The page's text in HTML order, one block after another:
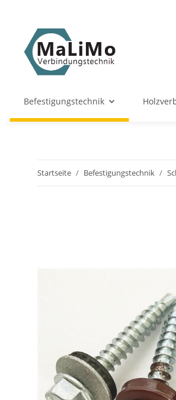
Befestigungstechnik
Startseite Befestigungstechnik